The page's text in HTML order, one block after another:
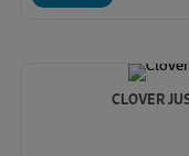
CLOVER